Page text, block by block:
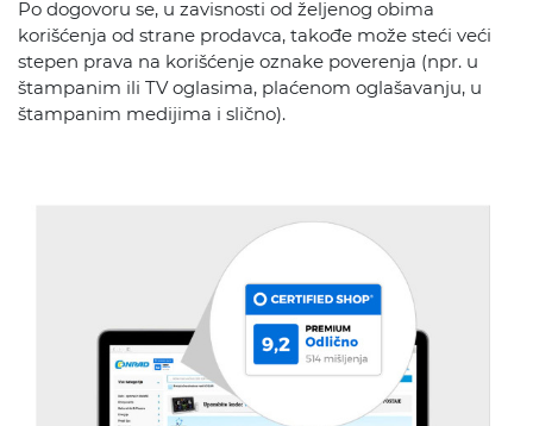
Po dogovoru se, u zavisnosti od željenog obima
korišćenja od strane prodavca, takođe može steći veći
stepen prava na korišćenje oznake poverenja (npr. u
štampanim ili TV oglasima, plaćenom oglašavanju, u
štampanim medijima i slično).